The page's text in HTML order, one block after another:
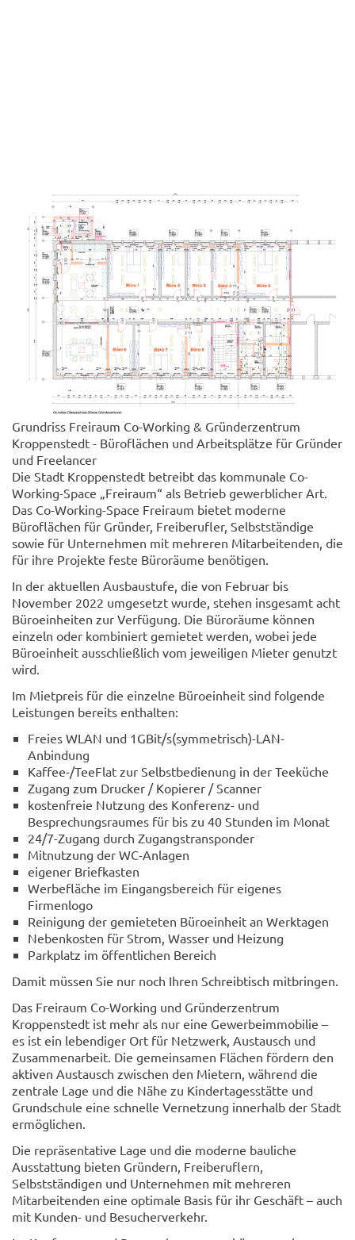
Grundriss Freiraum Co-Working & Gründerzentrum
Kroppenstedt - Büroflächen und Arbeitsplätze für Gründer
und Freelancer
Die Stadt Kroppenstedt betreibt das kommunale Co-
Working-Space „Freiraum“ als Betrieb gewerblicher Art.
Das Co-Working-Space Freiraum bietet moderne
Büroflächen für Gründer, Freiberufler, Selbstständige
sowie für Unternehmen mit mehreren Mitarbeitenden, die
für ihre Projekte feste Büroräume benötigen.
In der aktuellen Ausbaustufe, die von Februar bis
November 2022 umgesetzt wurde, stehen insgesamt acht
Büroeinheiten zur Verfügung. Die Büroräume können
einzeln oder kombiniert gemietet werden, wobei jede
Büroeinheit ausschließlich vom jeweiligen Mieter genutzt
wird.
Im Mietpreis für die einzelne Büroeinheit sind folgende
Leistungen bereits enthalten:
Freies WLAN und 1GBit/s(symmetrisch)-LAN-
Anbindung
Kaffee-/TeeFlat zur Selbstbedienung in der Teeküche
Zugang zum Drucker / Kopierer / Scanner
kostenfreie Nutzung des Konferenz- und
Besprechungsraumes für bis zu 40 Stunden im Monat
24/7-Zugang durch Zugangstransponder
Mitnutzung der WC-Anlagen
eigener Briefkasten
Werbefläche im Eingangsbereich für eigenes
Firmenlogo
Reinigung der gemieteten Büroeinheit an Werktagen
Nebenkosten für Strom, Wasser und Heizung
Parkplatz im öffentlichen Bereich
Damit müssen Sie nur noch Ihren Schreibtisch mitbringen.
Das Freiraum Co-Working und Gründerzentrum
Kroppenstedt ist mehr als nur eine Gewerbeimmobilie –
es ist ein lebendiger Ort für Netzwerk, Austausch und
Zusammenarbeit. Die gemeinsamen Flächen fördern den
aktiven Austausch zwischen den Mietern, während die
zentrale Lage und die Nähe zu Kindertagesstätte und
Grundschule eine schnelle Vernetzung innerhalb der Stadt
ermöglichen.
Die repräsentative Lage und die moderne bauliche
Ausstattung bieten Gründern, Freiberuflern,
Selbstständigen und Unternehmen mit mehreren
Mitarbeitenden eine optimale Basis für ihr Geschäft – auch
mit Kunden- und Besucherverkehr.